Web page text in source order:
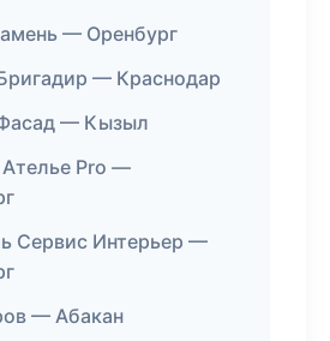
— Оренбург
— Краснодар
— Кызыл
Pro —
Сервис Интерьер —
— Абакан